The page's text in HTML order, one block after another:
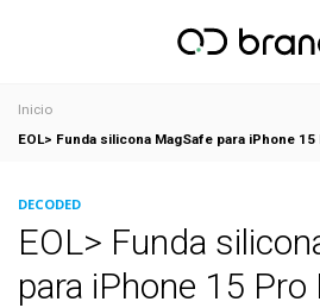
Inicio
EOL> Funda silicona MagSafe para iPhone
DECODED
EOL> Funda
para iPhone 15 Pro